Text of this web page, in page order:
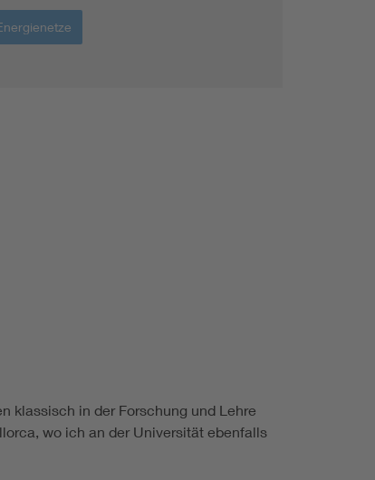
klassisch in der Forschung und Lehre
wo ich an der Universität ebenfalls